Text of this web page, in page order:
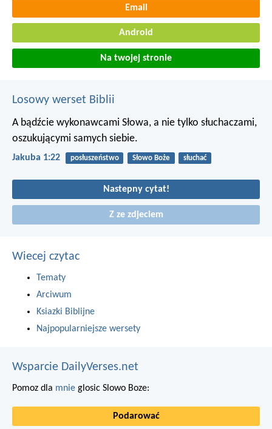
Email
Android
Na twojej stronie
Losowy werset Biblii
A bądźcie wykonawcami Słowa, a nie tylko słuchaczami,
oszukującymi samych siebie.
Jakuba 1:22 posłuszeństwo Słowo Boże słuchać
Nastepny cytat!
Z ze zdjeciem
Wiecej czytac
Tematy
Arciwum
Ksiazki Biblijne
Najpopularniejsze wersety
Wsparcie DailyVerses.net
Pomoz dla mnie glosic Slowo Boze:
Podarować